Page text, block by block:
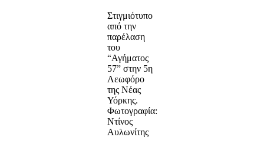
Στιγμιότυπο
από την
παρέλαση
του
“Αγήματος
57” στην 5η
Λεωφόρο
της Νέας
Υόρκης.
Φωτογραφία:
Ντίνος
Αυλωνίτης